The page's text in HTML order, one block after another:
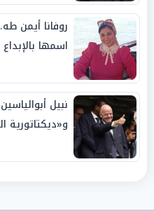
روفانا أيمن
اسمها
نبيل
و«ديكتاتورية